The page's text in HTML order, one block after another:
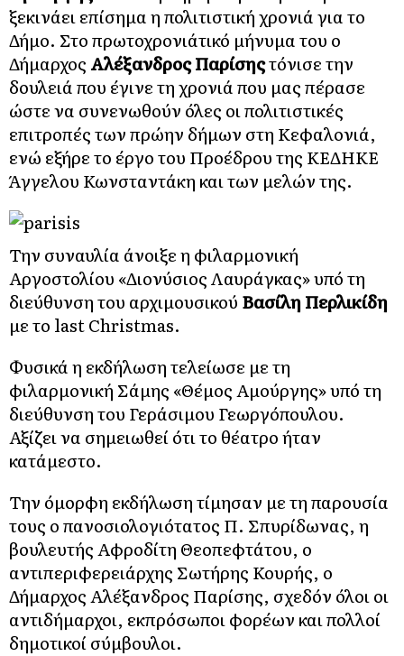
ξεκινάει επίσημα η πολιτιστική χρονιά για το
Δήμο. Στο πρωτοχρονιάτικό μήνυμα του ο
Δήμαρχος Αλέξανδρος Παρίσηςτόνισε την
δουλειά που έγινε τη χρονιά που μας πέρασε
ώστε να συνενωθούν όλες οι πολιτιστικές
επιτροπές των πρώην δήμων στη Κεφαλονιά,
ενώ εξήρε το έργο του Προέδρου της ΚΕΔΗΚΕ
Άγγελου Κωνσταντάκη και των μελών της.
Την συναυλία άνοιξε η φιλαρμονική
Αργοστολίου «Διονύσιος Λαυράγκας» υπό τη
διεύθυνση του αρχιμουσικού Βασίλη Περλικίδη
με το last Christmas.
Φυσικά η εκδήλωση τελείωσε με τη
φιλαρμονική Σάμης «Θέμος Αμούργης» υπό τη
διεύθυνση του Γεράσιμου Γεωργόπουλου.
Αξίζει να σημειωθεί ότι το θέατρο ήταν
κατάμεστο.
Την όμορφη εκδήλωση τίμησαν με τη παρουσία
τους ο πανοσιολογιότατος Π. Σπυρίδωνας, η
βουλευτής Αφροδίτη Θεοπεφτάτου, ο
αντιπεριφερειάρχης Σωτήρης Κουρής, ο
Δήμαρχος Αλέξανδρος Παρίσης, σχεδόν όλοι οι
αντιδήμαρχοι, εκπρόσωποι φορέων και πολλοί
δημοτικοί σύμβουλοι.